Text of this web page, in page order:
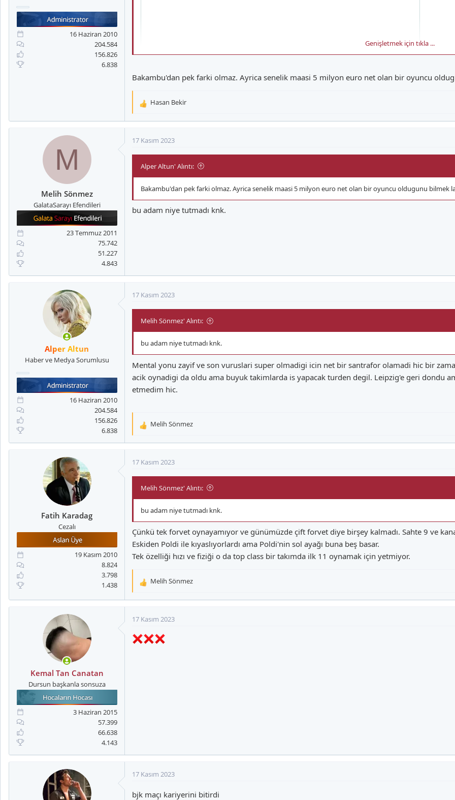
16 Haziran 2010
204.584
156.826
6.838
Al işte sana fırsat transferi
Genişletmek için tıkla ...
Bakambu'dan pek farki olmaz. Ayrica senelik maasi 5 milyon euro net olan bir oyuncu
T
k
l
e
r
Hasan Bekir
M
Melih Sönmez
GalataSarayı Efendileri
23 Temmuz 2011
75.742
51.227
4.843
17 Kasım 2023
Alper Altun' Alıntı:
Bakambu'dan pek farki olmaz. Ayrica senelik maasi 5 milyon euro net olan bir oyuncu oldugunu bilmek
bu adam niye tutmadı knk.
Alper Altun
Haber ve Medya Sorumlusu
16 Haziran 2010
204.584
156.826
6.838
17 Kasım 2023
Melih Sönmez' Alıntı:
bu adam niye tutmadı knk.
Mental yonu zayif ve son vuruslari super olmadigi icin net bir santrafor olamadi hic bir
acik oynadigi da oldu ama buyuk takimlarda is yapacak turden degil. Leipzig'e geri dondu
etmedim hic.
T
k
l
e
r
Melih Sönmez
Fatih Karadag
Cezalı
19 Kasım 2010
8.824
3.798
1.438
17 Kasım 2023
Melih Sönmez' Alıntı:
bu adam niye tutmadı knk.
Çünkü tek forvet oynayamıyor ve günümüzde çift forvet diye birşey kalmadı. Sahte 9 ve
Eskiden Poldi ile kıyaslıyorlardı ama Poldi'nin sol ayağı buna beş basar.
Tek özelliği hızı ve fiziği o da top class bir takımda ilk 11 oynamak için yetmiyor.
T
k
l
e
Melih Sönmez
Kemal Tan Canatan
Dursun başkanla sonsuza
3 Haziran 2015
57.399
66.638
4.143
17 Kasım 2023
17 Kasım 2023
bjk maçı kariyerini bitirdi